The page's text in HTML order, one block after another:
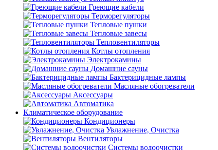
Греющие кабели
Терморегуляторы
Тепловые пушки
Тепловые завесы
Тепловентиляторы
Котлы отопления
Электрокамины
Домашние сауны
Бактерицидные лампы
Масляные обогреватели
Аксессуары
Автоматика
Климатическое оборудование
Кондиционеры
Увлажнение, Очистка
Вентиляторы
Системы водоочистки